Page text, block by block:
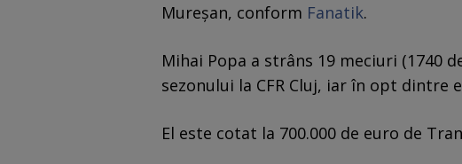
Mureșan, conform Fanatik.
Mihai Popa a strâns 19 meciuri (1740
sezonului la CFR Cluj, iar în opt dintre
El este cotat la 700.000 de euro de